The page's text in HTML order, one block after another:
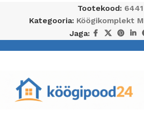
Tootekood: 6441
Kategooria: Köögikomplekt
Jaga: